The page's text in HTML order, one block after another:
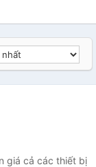
giá cả các thiết bị